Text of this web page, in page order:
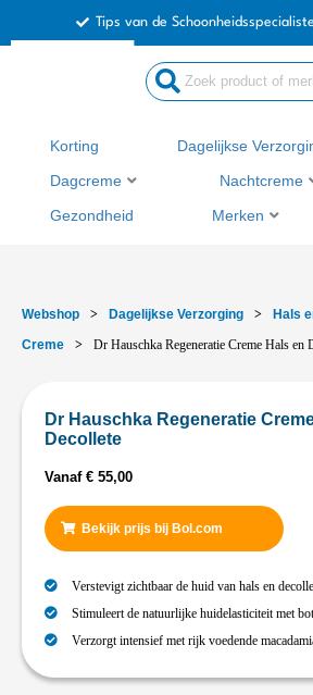
Tips van de Schoonheidsspecialiste
Korting Dagelijkse
Dagcreme Nachtcreme
Gezondheid Merken
Webshop > Dagelijkse Verzorging >
Hals
Creme
> Dr Hauschka Regeneratie Creme Hals en
Dr Hauschka Regeneratie
Decollete
Vanaf € 55,00
Bekijk prijs bij Bol.com
Verstevigt zichtbaar de huid van hals en
Stimuleert de natuurlijke huidelasticiteit met
Verzorgt intensief met rijk voedende